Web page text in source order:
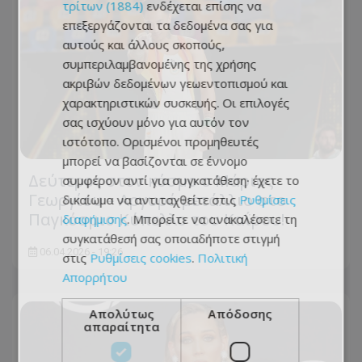
Δεύτερος στον κόσμο ο Μάριος
Γεωργίου – Αργυρό μετάλλιο στο
Παγκόσμιο Κύπελλο του Καΐρου!
06.04.2026 - 19:26
τρίτων (1884) ενδέχεται επίσης να
επεξεργάζονται τα δεδομένα σας για
αυτούς και άλλους σκοπούς,
συμπεριλαμβανομένης της χρήσης
ακριβών δεδομένων γεωεντοπισμού και
χαρακτηριστικών συσκευής. Οι επιλογές
σας ισχύουν μόνο για αυτόν τον
ιστότοπο. Ορισμένοι προμηθευτές
μπορεί να βασίζονται σε έννομο
συμφέρον αντί για συγκατάθεση· έχετε το
δικαίωμα να αντιταχθείτε στις Ρυθμίσεις
διαφήμισης. Μπορείτε να ανακαλέσετε τη
συγκατάθεσή σας οποιαδήποτε στιγμή
στις Ρυθμίσεις cookies. Πολιτική
Απορρήτου
Απολύτως
απαραίτητα
Απόδοσης